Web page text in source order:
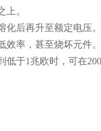
上。
后再升至额定电压
率，甚至烧坏元件。
低于1兆欧时，可在